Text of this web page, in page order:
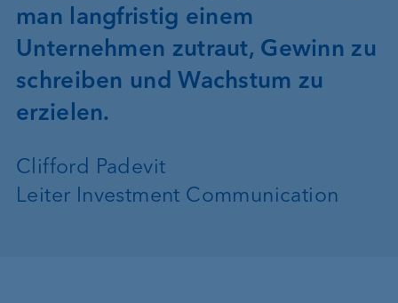
man langfristig einem
Unternehmen zutraut, Gewinn zu
schreiben und Wachstum zu
erzielen.
Clifford Padevit
Leiter Investment Communication